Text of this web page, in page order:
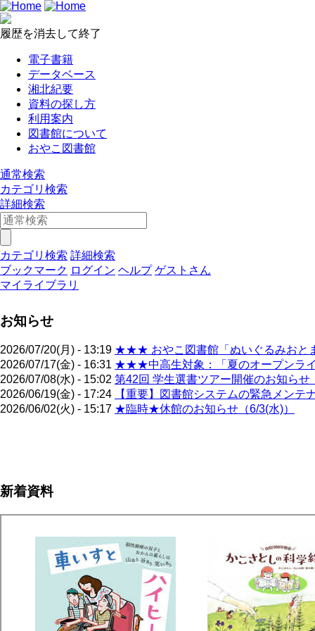
履歴を消去して終了
電子書籍
データベース
湘北紀要
資料の探し方
利用案内
図書館について
おやこ図書館
通常検索
カテゴリ検索
詳細検索
カテゴリ検索 詳細検索
ブックマーク ログイン ヘルプ ゲストさん
マイライブラリ
お知らせ
2026/07/20(月) - 13:19 ★★★ おやこ図書館「ぬいぐるみおと
2026/07/17(金) - 16:31 ★★★中高生対象：「夏のオープンラ
2026/07/08(水) - 15:02 第42回 学生選書ツアー開催のお知らせ
2026/06/19(金) - 17:24
【重要】図書館システムの緊急メンテ
2026/06/02(火) - 15:17 ★臨時★休館のお知らせ（6/3(水)）
送
新着資料